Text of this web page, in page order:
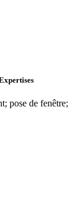
pose de fenêtre;